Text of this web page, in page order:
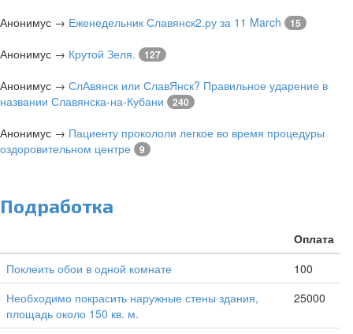
Анонимус → Еженедельник Славянск2.ру за 11 March 15
Анонимус → Крутой Зеля. 127
Анонимус → СлАвянск или СлавЯнск? Правильное ударение в
названии Славянска-на-Кубани
240
Анонимус → Пациенту прокололи легкое во время процедуры
оздоровительном центре
9
Подработка
Оплата
Поклеить обои в одной комнате
100
Необходимо покрасить наружные стены здания,
площадь около 150 кв. м.
25000